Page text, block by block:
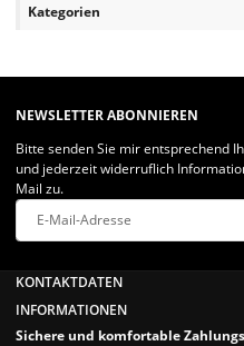
Kategorien
KONTAKTDATEN
INFORMATIONEN
Sichere und komfortable
NEWSLETTER ABONNIEREN
Bitte senden Sie mir entsprechend
und jederzeit widerruflich
Mail zu.